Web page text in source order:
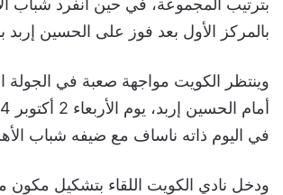
بترتيب المجموعة، في حين انفرد شباب
بالمركز الأول بعد فوز على الحسين إربد
وينتظر الكويت مواجهة صعبة في الجولة
في اليوم ذاته ناساف مع ضيفه شباب
ودخل نادي الكويت اللقاء بتشكيل